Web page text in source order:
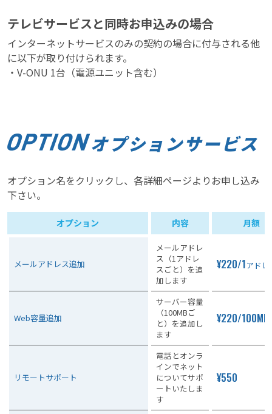
テレビサービスと同時お申込みの場合
インターネットサービスのみの契約の場合に付与される他
に以下が取り付けられます。
・V-ONU 1台（電源ユニット含む）
オプションサービス
オプション名をクリックし、各詳細ページよりお申し込み
下さい。
オプション 内容 月額
メールアドレス追加
メールアドレ
ス（1アドレ
スごと）を追
加します
¥220/1アドレ
Web容量追加
サーバー容量
（100MBご
と）を追加し
ます
¥220/100MB
リモートサポート
電話とオンラ
インでネット
についてサポ
ートいたしま
す
¥550